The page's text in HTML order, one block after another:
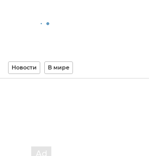
Новости В мире